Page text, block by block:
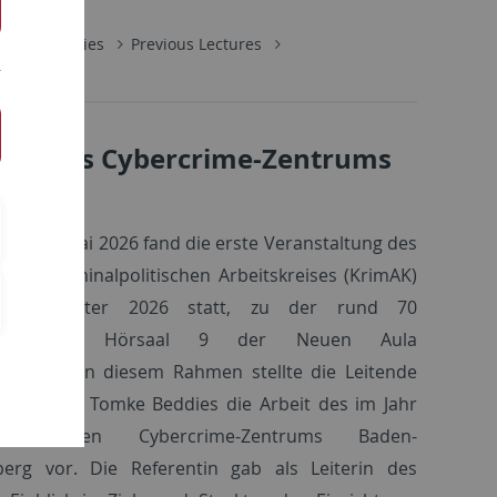
Series
Previous Lectures
des Cybercrime-Zentrums
des 4. Mai 2026 fand die erste Veranstaltung des
Kriminalpolitischen Arbeitskreises (KrimAK)
2026 statt, zu der rund 70
im Hörsaal 9 der Neuen Aula
In diesem Rahmen stellte die Leitende
Tomke Beddies die Arbeit des im Jahr
Cybercrime-Zentrums Baden-
vor. Die Referentin gab als Leiterin des